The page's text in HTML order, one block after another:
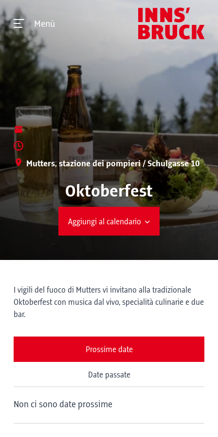
Menù
Mutters, stazione dei pompieri / Schulgasse 10
Oktoberfest
Aggiungi al calendario
I vigili del fuoco di Mutters vi invitano alla tradizionale
Oktoberfest con musica dal vivo, specialità culinarie e due
bar.
Prossime date
Date passate
Non ci sono date prossime